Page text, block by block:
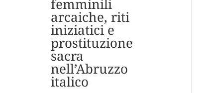
femminili
arcaiche, riti
iniziatici e
prostituzione
sacra
nell’Abruzzo
italico